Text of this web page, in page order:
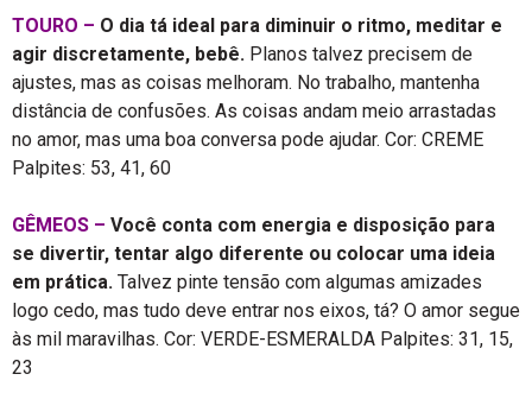
TOURO – O dia tá ideal para diminuir o ritmo, meditar e
agir discretamente, bebê. Planos talvez precisem de
ajustes, mas as coisas melhoram. No trabalho, mantenha
distância de confusões. As coisas andam meio arrastadas
no amor, mas uma boa conversa pode ajudar. Cor: CREME
Palpites: 53, 41, 60
GÊMEOS – Você conta com energia e disposição para
se divertir, tentar algo diferente ou colocar uma ideia
em prática. Talvez pinte tensão com algumas amizades
logo cedo, mas tudo deve entrar nos eixos, tá? O amor segue
às mil maravilhas. Cor: VERDE-ESMERALDA Palpites: 31, 15,
23